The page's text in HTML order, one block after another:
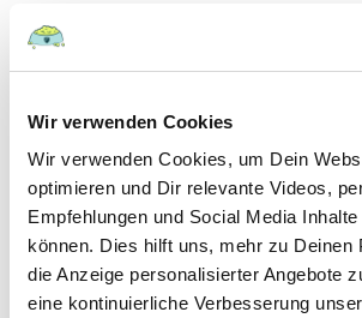
Wir verwenden Cookies
Wir verwenden Cookies, um Dein
optimieren und Dir relevante Videos,
Empfehlungen und Social Media
können. Dies hilft uns, mehr zu Deinen
die Anzeige personalisierter Angebote
eine kontinuierliche Verbesserung
Hunde
22 August 2022
Hundefutter und Wasser im
besonders geachtet werden?
Hunde
17 August 2022